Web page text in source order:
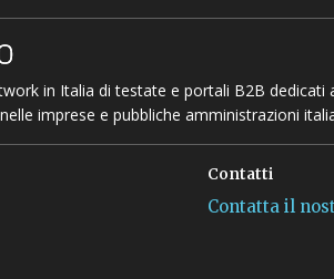
in Italia di testate e portali B2B dedicati
imprese e pubbliche amministrazioni
Contatti
Contatta il